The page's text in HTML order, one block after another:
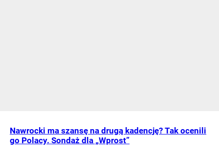
Nawrocki ma szansę na drugą kadencję? Tak ocenili
go Polacy. Sondaż dla „Wprost”